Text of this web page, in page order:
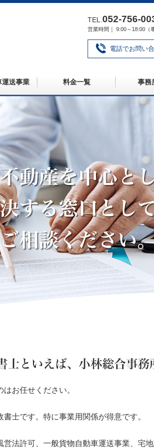
TEL.
営業時間｜ 9:00～18:00（
電話でお問い
運送事業 料金一覧 事務
お任せください。
士です。特に事業用関係が得意です。
営法許可、一般貨物自動車運送事業、宅